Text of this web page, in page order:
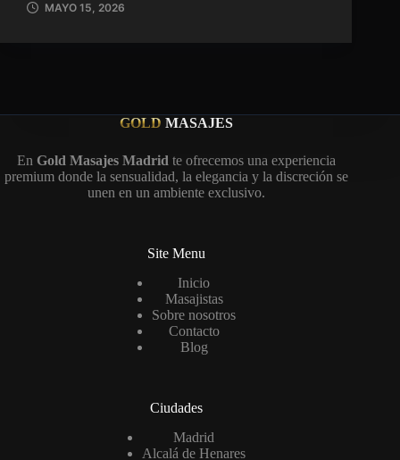
MAYO 15, 2026
GOLD MASAJES
En Gold Masajes Madrid te ofrecemos una experiencia
premium donde la sensualidad, la elegancia y la discreción se
unen en un ambiente exclusivo.
Site Menu
Inicio
Masajistas
Sobre nosotros
Contacto
Blog
Ciudades
Madrid
Alcalá de Henares